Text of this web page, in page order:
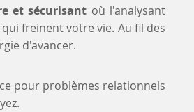
et sécurisant où l'analysant
freinent votre vie. Au fil des
d'avancer.
pour problèmes relationnels